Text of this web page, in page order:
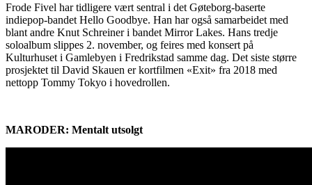
Frode Fivel har tidligere vært sentral i det Gøteborg-baserte
indiepop-bandet Hello Goodbye. Han har også samarbeidet med
blant andre Knut Schreiner i bandet Mirror Lakes. Hans tredje
soloalbum slippes 2. november, og feires med konsert på
Kulturhuset i Gamlebyen i Fredrikstad samme dag. Det siste større
prosjektet til David Skauen er kortfilmen «Exit» fra 2018 med
nettopp Tommy Tokyo i hovedrollen.
MARODER: Mentalt utsolgt